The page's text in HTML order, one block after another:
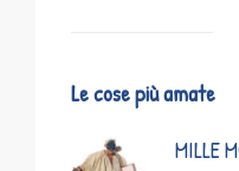
Le cose più amate
MILLE